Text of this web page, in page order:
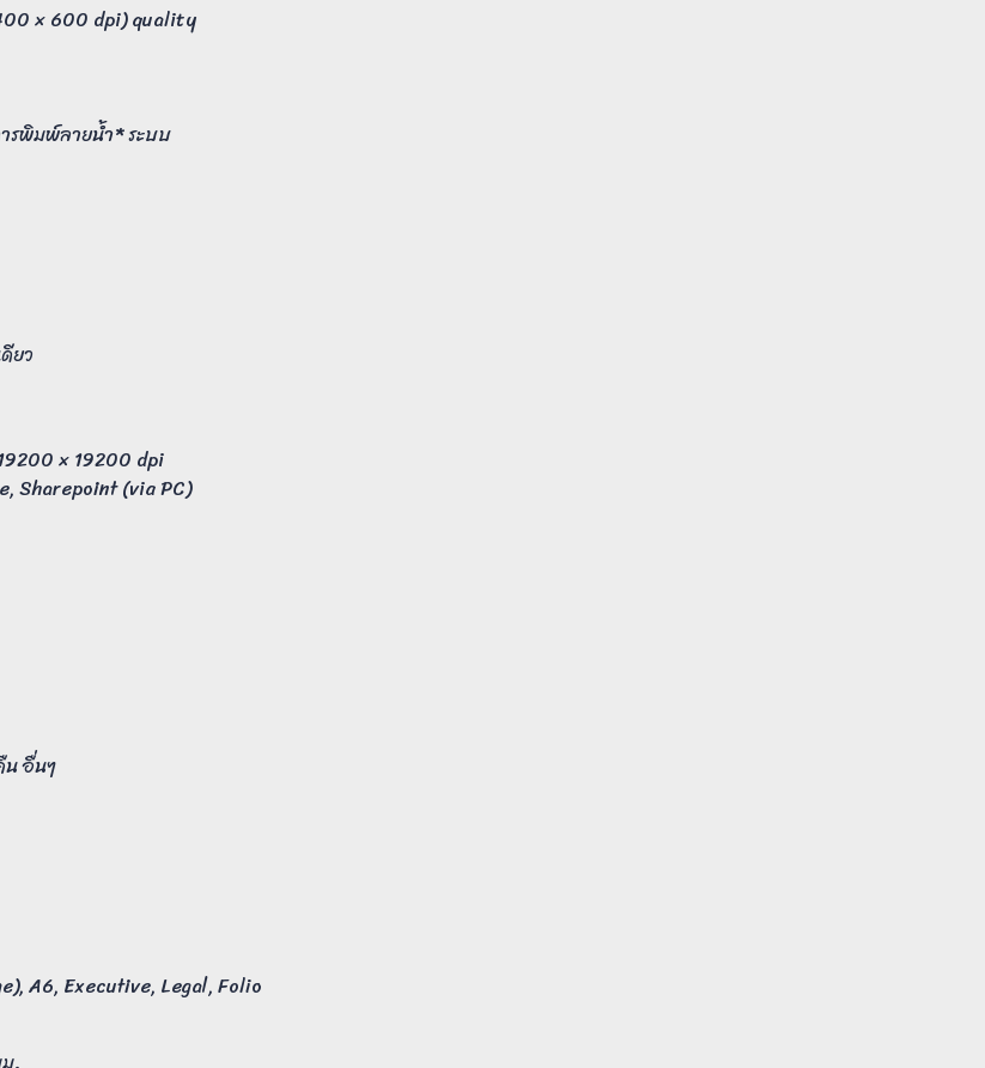
× 600 dpi) quality
รพิมพ์ลายน้ำ* ระบบ
ยว
× 19200 dpi
Sharepoint (via PC)
น อื่นๆ
A6, Executive, Legal, Folio